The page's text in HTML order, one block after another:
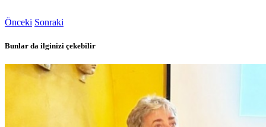
Önceki Sonraki
Bunlar da ilginizi çekebilir